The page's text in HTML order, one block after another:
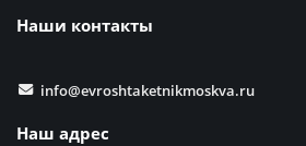
Наши контакты
info@evroshtaketnikmoskva.ru
Наш адрес